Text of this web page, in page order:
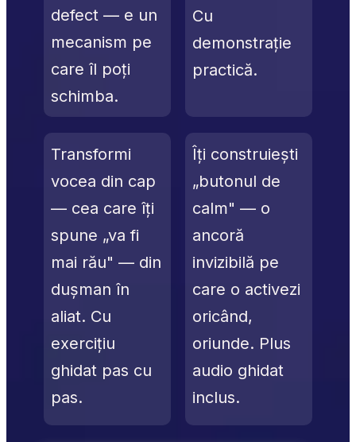
Cu
demonstrație
practică.
defect — e un
mecanism pe
care îl poți
schimba.
Îți construiești
„butonul de
calm" — o
ancoră
invizibilă pe
care o activezi
oricând,
oriunde. Plus
audio ghidat
inclus.
Transformi
vocea din cap
— cea care îți
spune „va fi
mai rău" — din
dușman în
aliat. Cu
exercițiu
ghidat pas cu
pas.